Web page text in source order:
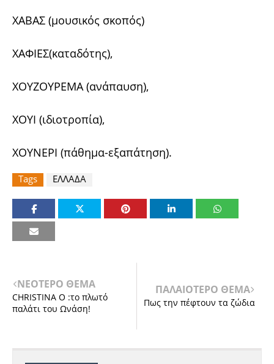
ΧΑΒΑΣ (μουσικός σκοπός)
ΧΑΦΙΕΣ(καταδότης),
ΧΟΥΖΟΥΡΕΜΑ (ανάπαυση),
ΧΟΥΙ (ιδιοτροπία),
ΧΟΥΝΕΡΙ (πάθημα-εξαπάτηση).
Tags ΕΛΛΑΔΑ
ΝΕΟΤΕΡΟ ΘΕΜΑ
CHRISTINA O :το πλωτό
παλάτι του Ωνάση!
ΠΑΛΑΙΟΤΕΡΟ ΘΕΜΑ
Πως την πέφτουν τα ζώδια